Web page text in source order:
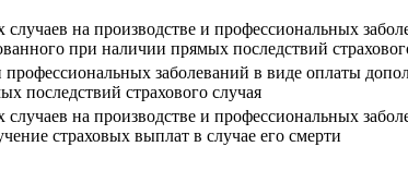
на производстве и профессиональных
при наличии прямых последствий
заболеваний в виде оплаты
последствий страхового случая
на производстве и профессиональных
страховых выплат в случае его смерти